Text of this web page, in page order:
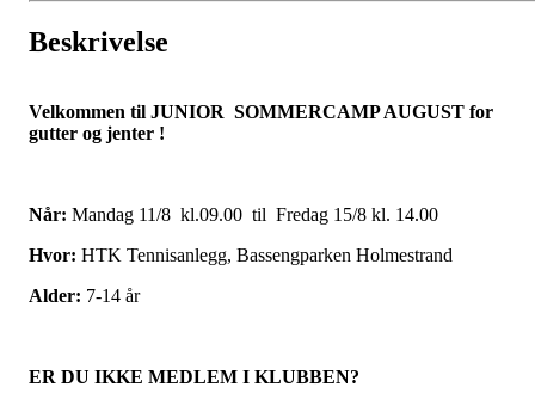
Beskrivelse
Velkommen til JUNIOR SOMMERCAMP AUGUST for
gutter og jenter !
Når: Mandag 11/8 kl.09.00 til Fredag 15/8 kl. 14.00
Hvor: HTK Tennisanlegg, Bassengparken Holmestrand
Alder: 7-14 år
ER DU IKKE MEDLEM I KLUBBEN?